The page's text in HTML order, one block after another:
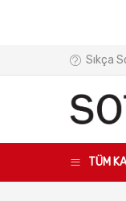
Sıkça
TÜM